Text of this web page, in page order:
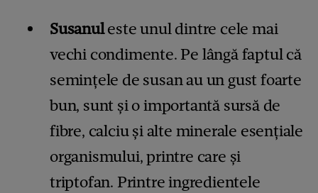
Susanuleste unul dintre cele mai
vechi condimente. Pe lângă faptul că
semințele de susan au un gust foarte
bun, sunt și o importantă sursă de
fibre, calciu și alte minerale esențiale
organismului, printre care și
triptofan. Printre ingredientele